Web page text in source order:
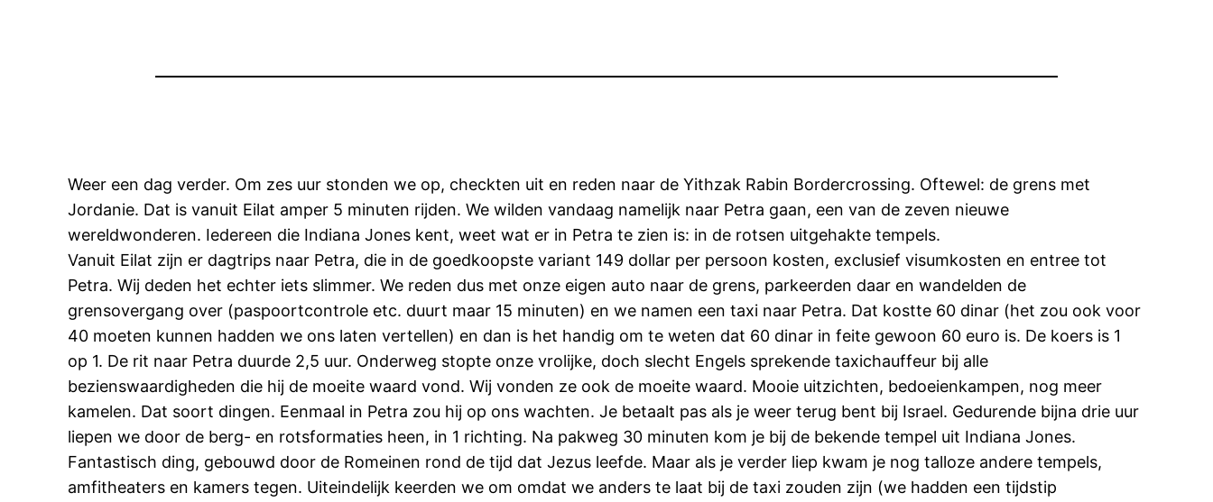
Weer een dag verder. Om zes uur stonden we op, checkten uit en reden naar de Yithzak Rabin Bordercrossing. Oftewel: de grens met
Jordanie. Dat is vanuit Eilat amper 5 minuten rijden. We wilden vandaag namelijk naar Petra gaan, een van de zeven nieuwe
wereldwonderen. Iedereen die Indiana Jones kent, weet wat er in Petra te zien is: in de rotsen uitgehakte tempels.
Vanuit Eilat zijn er dagtrips naar Petra, die in de goedkoopste variant 149 dollar per persoon kosten, exclusief visumkosten en entree tot
Petra. Wij deden het echter iets slimmer. We reden dus met onze eigen auto naar de grens, parkeerden daar en wandelden de
grensovergang over (paspoortcontrole etc. duurt maar 15 minuten) en we namen een taxi naar Petra. Dat kostte 60 dinar (het zou ook voor
40 moeten kunnen hadden we ons laten vertellen) en dan is het handig om te weten dat 60 dinar in feite gewoon 60 euro is. De koers is 1
op 1. De rit naar Petra duurde 2,5 uur. Onderweg stopte onze vrolijke, doch slecht Engels sprekende taxichauffeur bij alle
bezienswaardigheden die hij de moeite waard vond. Wij vonden ze ook de moeite waard. Mooie uitzichten, bedoeienkampen, nog meer
kamelen. Dat soort dingen. Eenmaal in Petra zou hij op ons wachten. Je betaalt pas als je weer terug bent bij Israel. Gedurende bijna drie uur
liepen we door de berg- en rotsformaties heen, in 1 richting. Na pakweg 30 minuten kom je bij de bekende tempel uit Indiana Jones.
Fantastisch ding, gebouwd door de Romeinen rond de tijd dat Jezus leefde. Maar als je verder liep kwam je nog talloze andere tempels,
amfitheaters en kamers tegen. Uiteindelijk keerden we om omdat we anders te laat bij de taxi zouden zijn (we hadden een tijdstip